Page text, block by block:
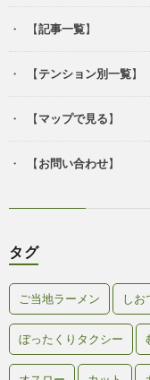
【記事一覧】
【テンション別一覧】
【マップで見る】
【お問い合わせ】
タグ
ご当地ラーメン しお
ぼったくりタクシー